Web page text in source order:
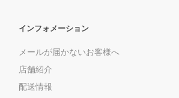
インフォメーション
メールが届かないお客様へ
店舗紹介
配送情報